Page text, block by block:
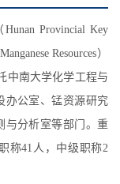
Provincial Key
Resources）
中南大学化学工程与
办公室、锰资源研究
与分析室等部门。重
称41人，中级职称2